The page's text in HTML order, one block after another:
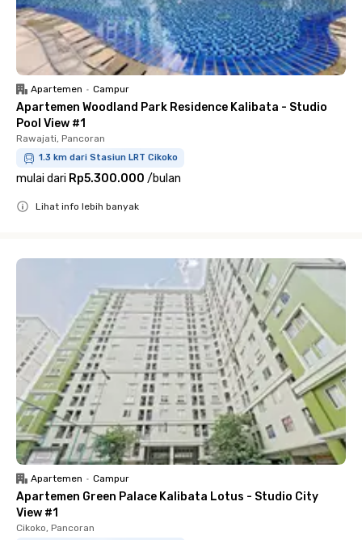
Apartemen • Campur
Apartemen Woodland Park Residence Kalibata - Studio
Pool View #1
Rawajati, Pancoran
1.3 km dari Stasiun LRT Cikoko
mulai dari Rp5.300.000 /bulan
Lihat info lebih banyak
Apartemen • Campur
Apartemen Green Palace Kalibata Lotus - Studio City
View #1
Cikoko, Pancoran